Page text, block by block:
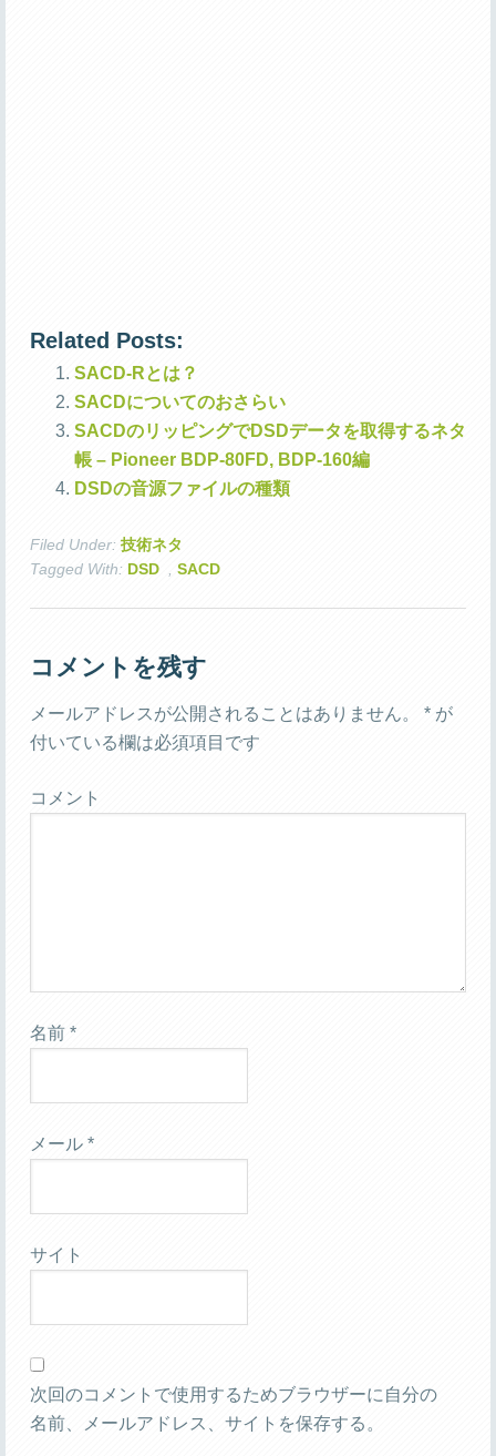
Related Posts:
SACD-Rとは？
SACDについてのおさらい
SACDのリッピングでDSDデータを取得するネタ
帳 – Pioneer BDP-80FD, BDP-160編
DSDの音源ファイルの種類
Filed Under: 技術ネタ
Tagged With: DSD SACD
コメントを残す
メールアドレスが公開されることはありません。 *が
付いている欄は必須項目です
コメント
名前 *
メール *
サイト
次回のコメントで使用するためブラウザーに自分の
名前、メールアドレス、サイトを保存する。